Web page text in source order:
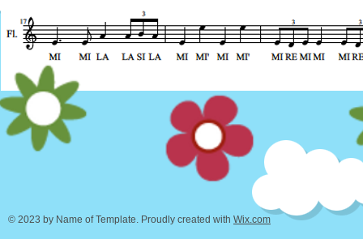
© 2023 by Name of Template. Proudly created with Wix.com